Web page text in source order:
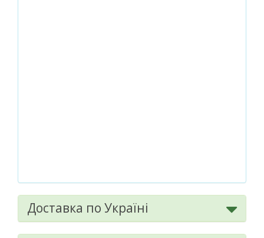
Доставка по Україні